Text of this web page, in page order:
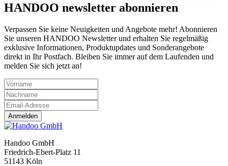
HANDOO newsletter abonnieren
Verpassen Sie keine Neuigkeiten und Angebote mehr! Abonnieren
Sie unseren HANDOO Newsletter und erhalten Sie regelmäßig
exklusive Informationen, Produktupdates und Sonderangebote
direkt in Ihr Postfach. Bleiben Sie immer auf dem Laufenden und
melden Sie sich jetzt an!
Anmelden
Handoo GmbH
Friedrich-Ebert-Platz 11
51143 Köln